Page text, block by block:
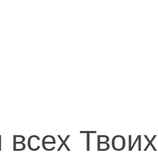
всех Твоих